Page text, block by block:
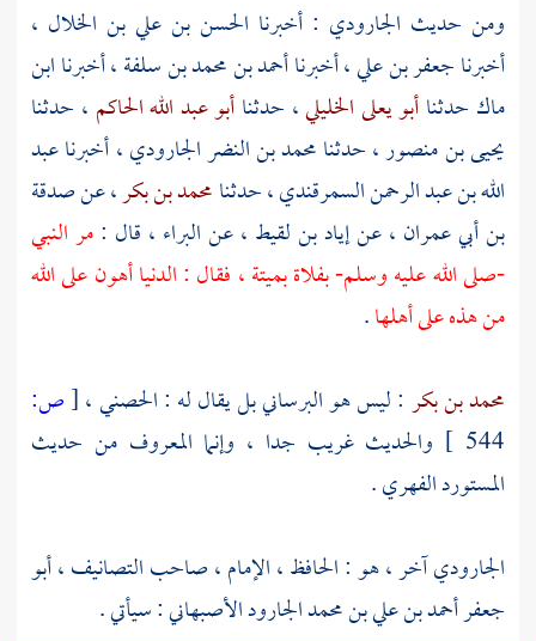
ومن حديث الجارودي : أخبرنا الحسن بن علي بن الخلال ،
أخبرناجعفر بن علي، أخبرناأحمد بن محمد بن سلفة، أخبرناابن
ماك حدثناأبو يعلى الخليلي، حدثناأبو عبد الله الحاكم ، حدثنا
يحيى بن منصور، حدثنامحمد بن النضر الجارودي، أخبرناعبد
الله بن عبد الرحمن السمرقندي، حدثنامحمد بن بكر، عن صدقة
بن أبي عمران ، عنإياد بن لقيط ، عنالبراء ، قال :مر النبي
-صلى الله عليه وسلم- بفلاة بميتة ، فقال : الدنيا أهون على الله
من هذه على أهلها.
محمد بن بكر : ليس هوالبرسانيبل يقال له :الحصني،[ص:
544 ]
والحديث غريب جدا ، وإنما المعروف من حديث
المستورد الفهري.
الجاروديآخر ، هو : الحافظ ، الإمام ، صاحب التصانيف ،أبو
جعفر أحمد بن علي بن محمد الجارود الأصبهاني: سيأتي .